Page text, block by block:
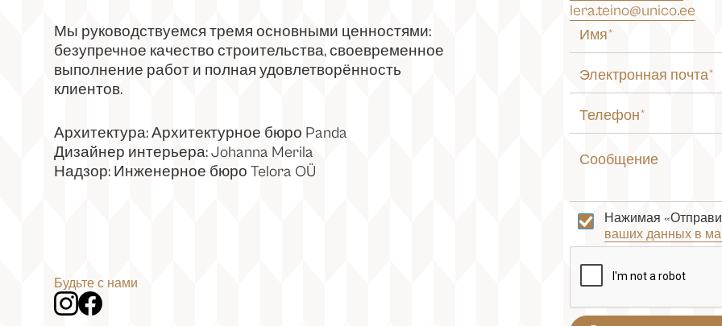
Мы руководствуемся тремя основными ценностями:
безупречное качество строительства, своевременное
выполнение работ и полная удовлетворённость
клиентов.
Архитектура: Архитектурное бюро Panda
Дизайнер интерьера: Johanna Merila
Надзор: Инженерное бюро Telora OÜ
Будьте с нами
lera.teino@unico.ee
Нажимая
ваших данных в